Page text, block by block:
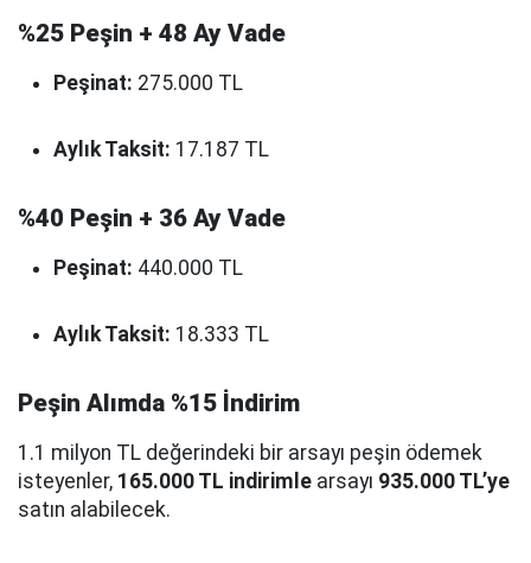
%25 Peşin + 48 Ay Vade
Peşinat: 275.000 TL
Aylık Taksit: 17.187 TL
%40 Peşin + 36 Ay Vade
Peşinat: 440.000 TL
Aylık Taksit: 18.333 TL
Peşin Alımda %15 İndirim
1.1 milyon TL değerindeki bir arsayı peşin ödemek
isteyenler, 165.000 TL indirimle arsayı 935.000 TL’ye
satın alabilecek.